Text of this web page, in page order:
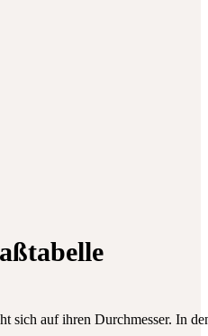
sich auf ihren Durchmesser. In